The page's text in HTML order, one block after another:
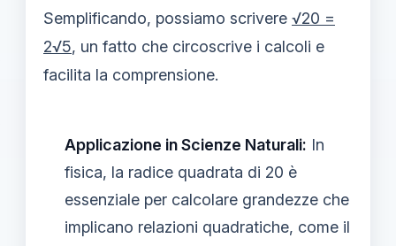
Semplificando, possiamo scrivere √20 =
2√5, un fatto che circoscrive i calcoli e
facilita la comprensione.
Applicazione in Scienze Naturali: In
fisica, la radice quadrata di 20 è
essenziale per calcolare grandezze che
implicano relazioni quadratiche, come il